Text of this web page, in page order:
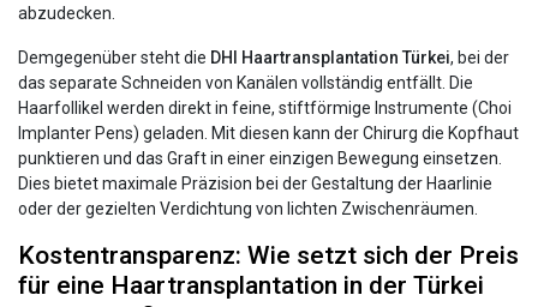
abzudecken.
Demgegenüber steht die DHI Haartransplantation Türkei, bei der
das separate Schneiden von Kanälen vollständig entfällt. Die
Haarfollikel werden direkt in feine, stiftförmige Instrumente (Choi
Implanter Pens) geladen. Mit diesen kann der Chirurg die Kopfhaut
punktieren und das Graft in einer einzigen Bewegung einsetzen.
Dies bietet maximale Präzision bei der Gestaltung der Haarlinie
oder der gezielten Verdichtung von lichten Zwischenräumen.
Kostentransparenz: Wie setzt sich der Preis
für eine Haartransplantation in der Türkei